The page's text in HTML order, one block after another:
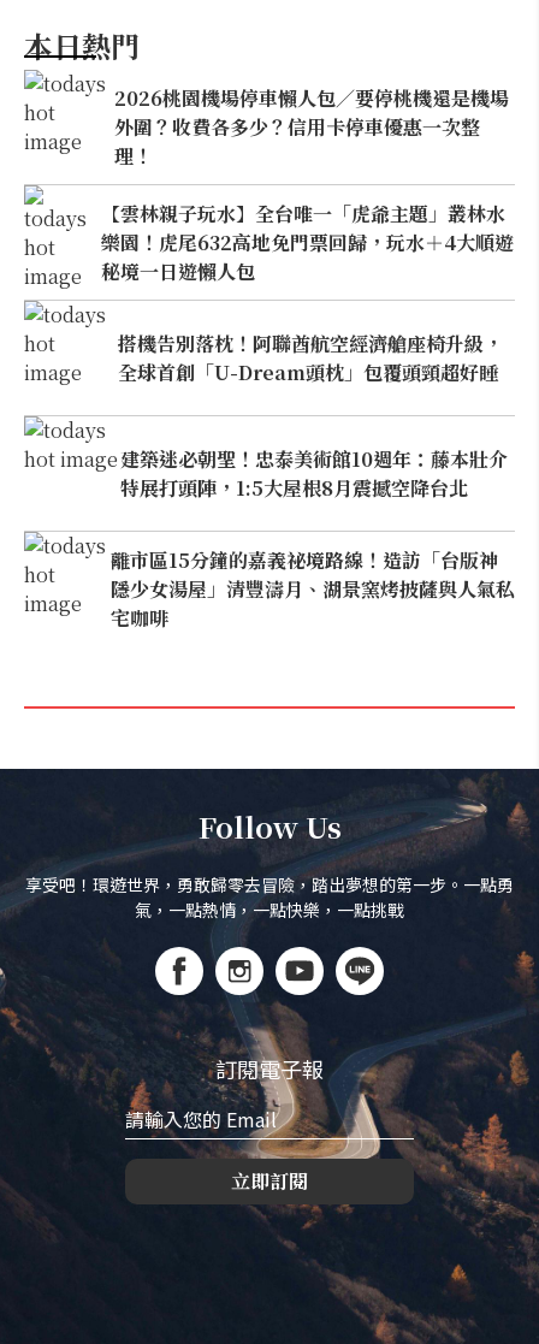
本日熱門
2026桃園機場停車懶人包／要停桃機還是機場
外圍？收費各多少？信用卡停車優惠一次整
理！
【雲林親子玩水】全台唯一「虎爺主題」叢林水
樂園！虎尾632高地免門票回歸，玩水＋4大順遊
秘境一日遊懶人包
搭機告別落枕！阿聯酋航空經濟艙座椅升級，
全球首創「U-Dream頭枕」包覆頭頸超好睡
建築迷必朝聖！忠泰美術館10週年：藤本壯介
特展打頭陣，1:5大屋根8月震撼空降台北
離市區15分鐘的嘉義祕境路線！造訪「台版神
隱少女湯屋」清豐濤月、湖景窯烤披薩與人氣私
宅咖啡
Follow Us
享受吧！環遊世界，勇敢歸零去冒險，踏出夢想的第一步。一點勇
氣，一點熱情，一點快樂，一點挑戰
訂閱電子報
立即訂閱